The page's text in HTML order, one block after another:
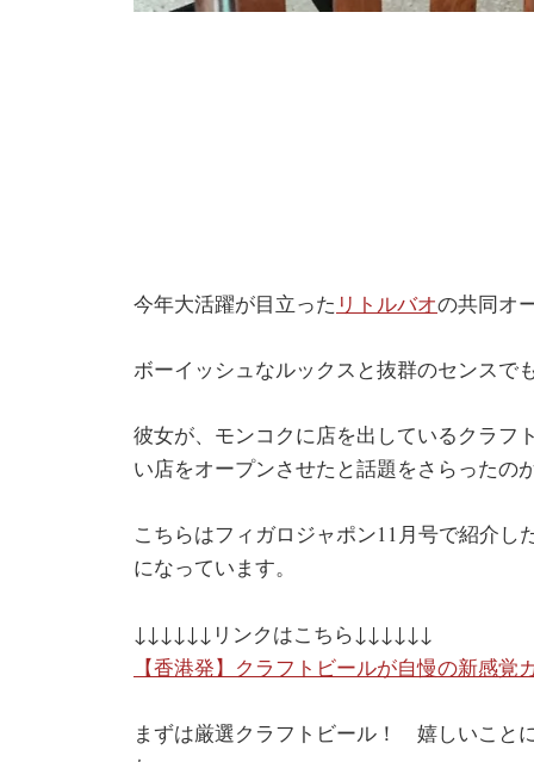
今年大活躍が目立った リトルバオの共同オ
ボーイッシュなルックスと抜群のセンスで
彼女が、モンコクに店を出しているクラフ
い店をオープンさせたと話題をさらったの
こちらはフィガロジャポン11月号で紹介
になっています。
↓↓↓↓↓↓リンクはこちら↓↓↓↓↓↓
【香港発】クラフトビールが自慢の新感覚
まずは厳選クラフトビール！ 嬉しいこと